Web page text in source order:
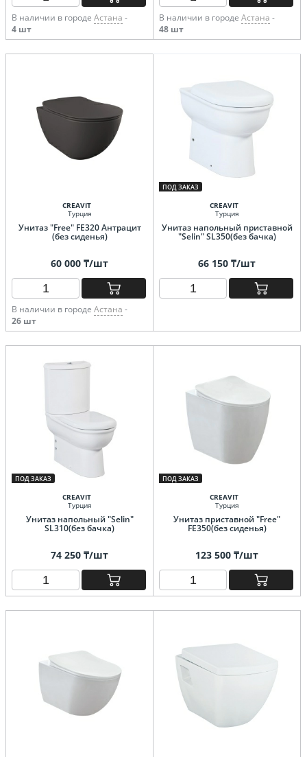
В наличии в городе Астана -
4 шт
В наличии в городе Астана -
48 шт
CREAVIT
Турция
Унитаз "Free" FE320 Антрацит
(без сиденья)
60 000 ₸/шт
В наличии в городе Астана -
26 шт
ПОД ЗАКАЗ
CREAVIT
Турция
Унитаз напольный приставной
"Selin" SL350(без бачка)
66 150 ₸/шт
ПОД ЗАКАЗ
CREAVIT
Турция
Унитаз напольный "Selin"
SL310(без бачка)
74 250 ₸/шт
ПОД ЗАКАЗ
CREAVIT
Турция
Унитаз приставной "Free"
FE350(без сиденья)
123 500 ₸/шт